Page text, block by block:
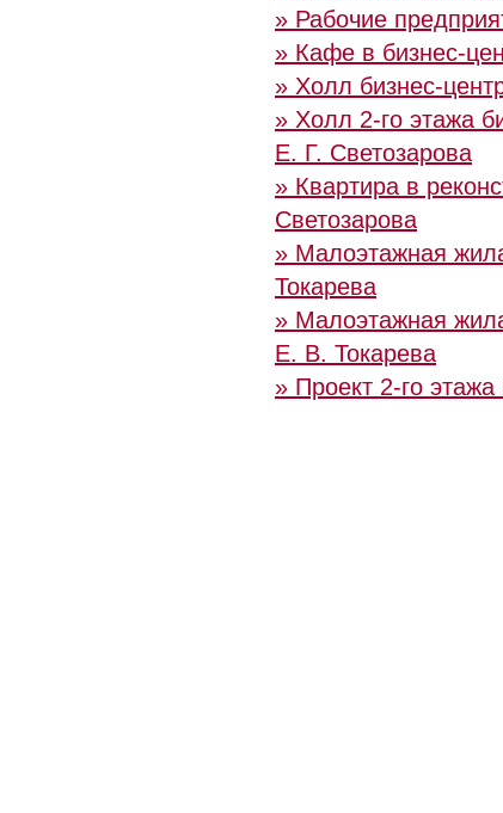
» Рабочие
» Кафе в бизнес-
» Холл бизнес-
» Холл 2-го этажа
Е. Г. Светозарова
» Квартира в
Светозарова
» Малоэтажная
Токарева
» Малоэтажная
Е. В. Токарева
» Проект 2-го